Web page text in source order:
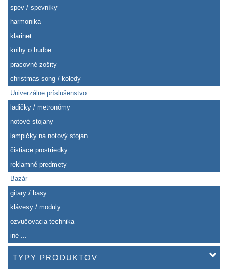
spev / spevníky
harmonika
klarinet
knihy o hudbe
pracovné zošity
christmas song / koledy
Univerzálne príslušenstvo
ladičky / metronómy
notové stojany
lampičky na notový stojan
čistiace prostriedky
reklamné predmety
Bazár
gitary / basy
klávesy / moduly
ozvučovacia technika
iné ...
TYPY PRODUKTOV